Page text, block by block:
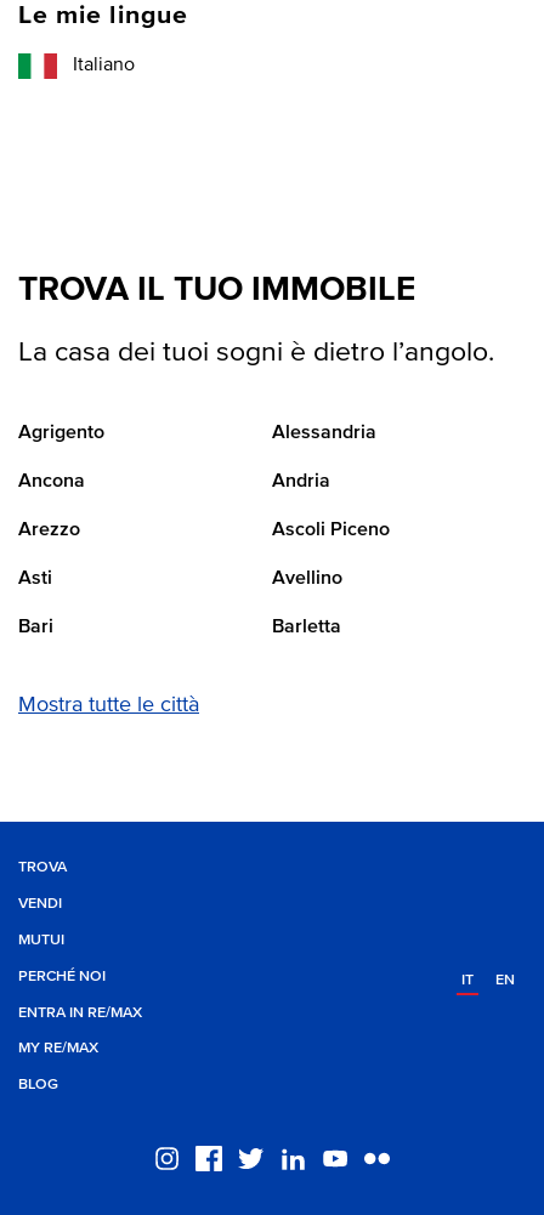
Le mie lingue
Italiano
TROVA IL TUO IMMOBILE
La casa dei tuoi sogni è dietro l’angolo.
Agrigento Alessandria
Ancona Andria
Arezzo Ascoli Piceno
Asti Avellino
Bari Barletta
Mostra tutte le città
TROVA
VENDI
MUTUI
PERCHÉ NOI
ENTRA IN RE/MAX
MY RE/MAX
BLOG
IT EN